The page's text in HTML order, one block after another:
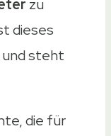
zu
dieses
steht
die für